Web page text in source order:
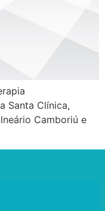
Santa Clínica,
Camboriú e